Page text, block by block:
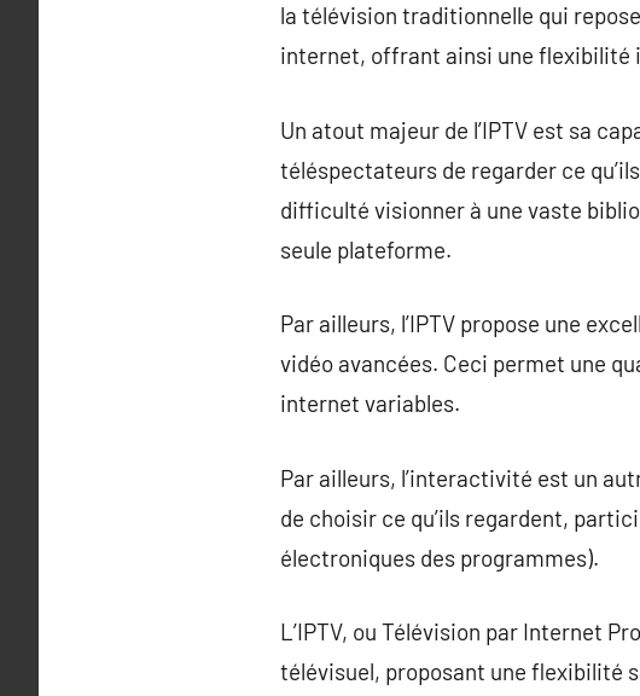
la télévision traditionnelle qui
internet, offrant ainsi une flexibilité
Un atout majeur de l’IPTV est sa
téléspectateurs de regarder ce
difficulté visionner à une vaste
seule plateforme.
Par ailleurs, l’IPTV propose une
vidéo avancées. Ceci permet une
internet variables.
Par ailleurs, l’interactivité est un
de choisir ce qu’ils regardent,
électroniques des programmes).
L’IPTV, ou Télévision par Internet
télévisuel, proposant une flexibilité